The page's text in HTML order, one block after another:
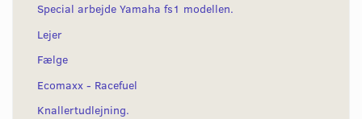
Special arbejde Yamaha fs1 modellen.
Lejer
Fælge
Ecomaxx - Racefuel
Knallertudlejning.